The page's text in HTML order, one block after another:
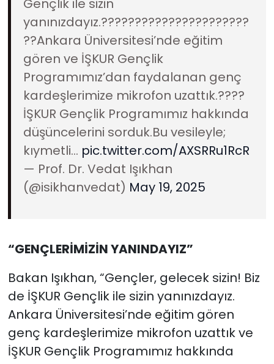
yanınızdayız.????????‍????????????‍??
??Ankara Üniversitesi’nde eğitim
gören ve İŞKUR Gençlik
Programımız’dan faydalanan genç
kardeşlerimize mikrofon uzattık.????
İŞKUR Gençlik Programımız hakkında
düşüncelerini sorduk.Bu vesileyle;
kıymetli… pic.twitter.com/AXSRRu1RcR
— Prof. Dr. Vedat Işıkhan
(@isikhanvedat) May 19, 2025
“GENÇLERİMİZİN YANINDAYIZ”
Bakan Işıkhan, “Gençler, gelecek sizin! Biz
de İŞKUR Gençlik ile sizin yanınızdayız.
Ankara Üniversitesi’nde eğitim gören
genç kardeşlerimize mikrofon uzattık ve
İŞKUR Gençlik Programımız hakkında